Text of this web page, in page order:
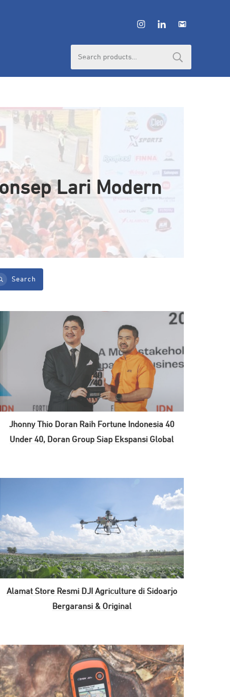
Lari Modern
Search
Jhonny Thio Doran Raih Fortune Indonesia 40
Under 40, Doran Group Siap Ekspansi Global
Alamat Store Resmi DJI Agriculture di Sidoarjo
Bergaransi & Original